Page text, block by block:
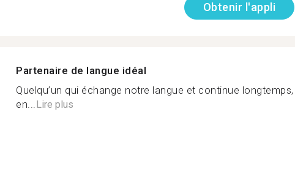
Obtenir l'appli
Partenaire de langue idéal
Quelqu’un qui échange notre langue et continue longtemps,
en...Lire plus